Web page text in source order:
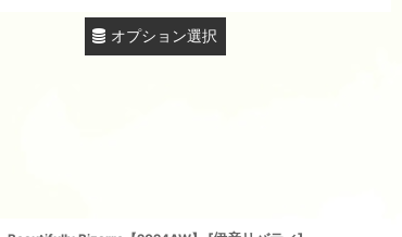
オプション選択